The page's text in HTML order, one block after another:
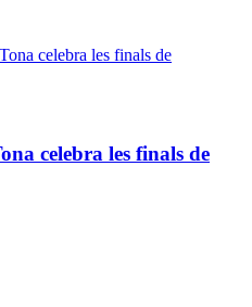
celebra les finals de